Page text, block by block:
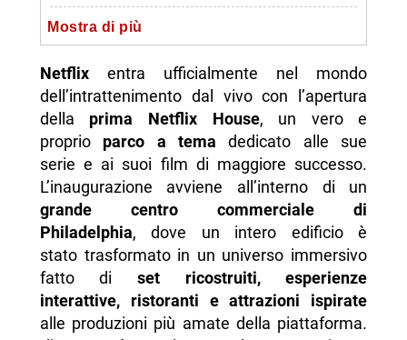
- Strategia e futuro
-- Scopri di più da Napolike.it
Mostra di più
Netflixentra ufficialmente nel mondo
dell’intrattenimento dal vivo con l’apertura
della prima Netflix House, un vero e
proprio parco a tema dedicato alle sue
serie e ai suoi film di maggiore successo.
L’inaugurazione avviene all’interno di un
grande centro commerciale di
Philadelphia, dove un intero edificio è
stato trasformato in un universo immersivo
fatto di set ricostruiti, esperienze
interattive, ristoranti e attrazioni ispirate
alle produzioni più amate della piattaforma.